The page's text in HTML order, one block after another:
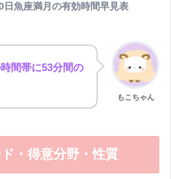
魚座満月の有効時間早見表
もこちゃん
間帯に53分間の
・得意分野・性質